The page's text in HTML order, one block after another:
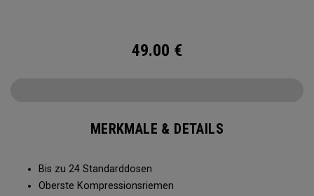
49.00 €
MERKMALE & DETAILS
Bis zu 24 Standarddosen
Oberste Kompressionsriemen